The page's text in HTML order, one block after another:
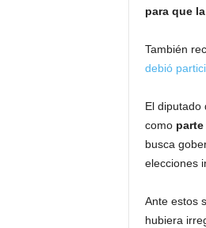
para que
También
debió
El diputado
comoparte
busca
elecciones
Ante estos
hubiera